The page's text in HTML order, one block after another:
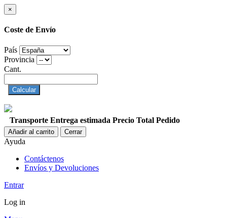
×
Coste de Envío
País
Provincia
Cant.
Calcular
Transporte Entrega estimada Precio Total Pedido
Añadir al carrito Cerrar
Ayuda
Contáctenos
Envíos y Devoluciones
Entrar
Log in